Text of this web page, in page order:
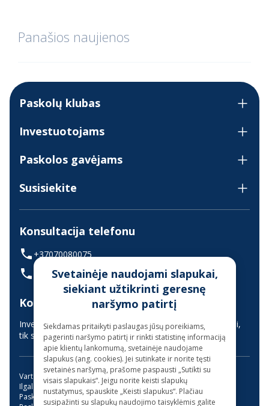
Panašios naujienos
Paskolų klubas
Investuotojams
Paskolos gavėjams
Susisiekite
Konsultacija telefonu
+37070080075
(skambinant iš užsienio +37068700300)
Konsultavimas gyvai
Investuotojų aptarnavimas vyksta nuotoliniu būdu (gyvai,
tik suderinus laiką iš anksto)
Vartojimo paskola
Kreditas internetu
Ilgalaikės paskolos be užstato
Mini paskola internetu
Paskola su bendraskoliu
Kreditai
Greitas kreditas
Svetainėje naudojami slapukai,
siekiant užtikrinti geresnę
naršymo patirtį
Siekdamas pritaikyti paslaugas jūsų poreikiams,
pagerinti naršymo patirtį ir rinkti statistinę informaciją
apie klientų lankomumą, svetainėje naudojame
slapukus (ang. cookies). Jei sutinkate ir norite tęsti
svetainės naršymą, prašome paspausti „Sutikti su
visais slapukais“. Jeigu norite keisti slapukų
nustatymus, spauskite „Keisti slapukus“. Plačiau
susipažinti su slapukų naudojimo taisyklėmis galite